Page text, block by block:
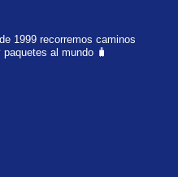
1999 recorremos caminos
al mundo 🧳